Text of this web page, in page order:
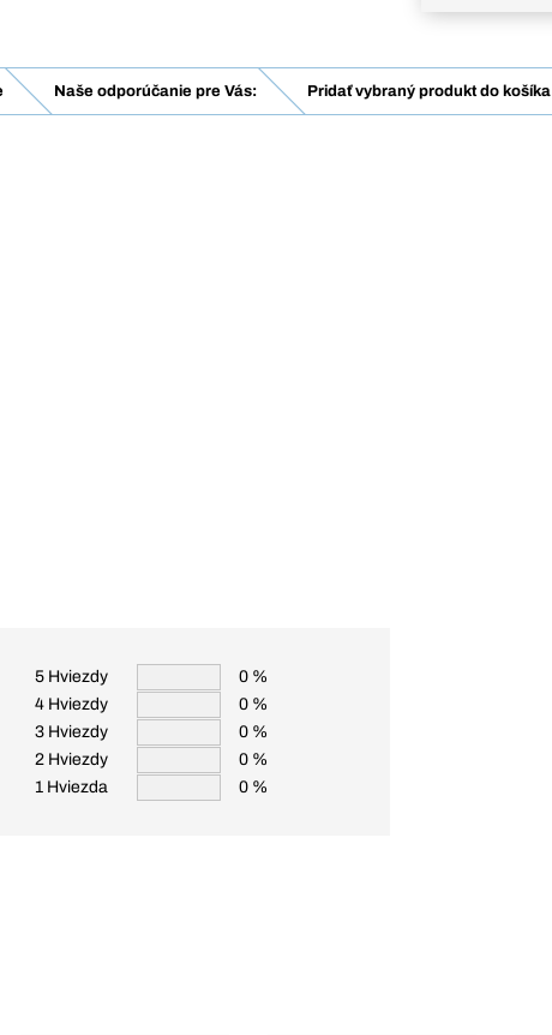
Naše odporúčanie pre Vás: Pridať vybraný produkt do košíka
5 Hviezdy
0 %
4 Hviezdy
0 %
3 Hviezdy
0 %
2 Hviezdy
0 %
1 Hviezda
0 %